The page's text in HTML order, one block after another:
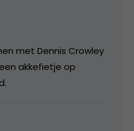
met Dennis Crowley
akkefietje op